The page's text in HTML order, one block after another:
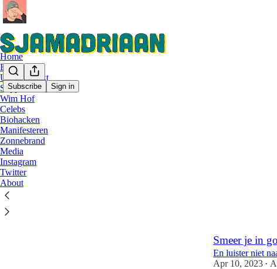
Subscribe Sign in
Home
Boek
Ultrabewerkt
Supplementen
Wim Hof
Celebs
Biohacken
Manifesteren
Zonnebrand
Media
Instagram
Twitter
About
Smeer je in
En luister niet
Apr 10, 2023 •